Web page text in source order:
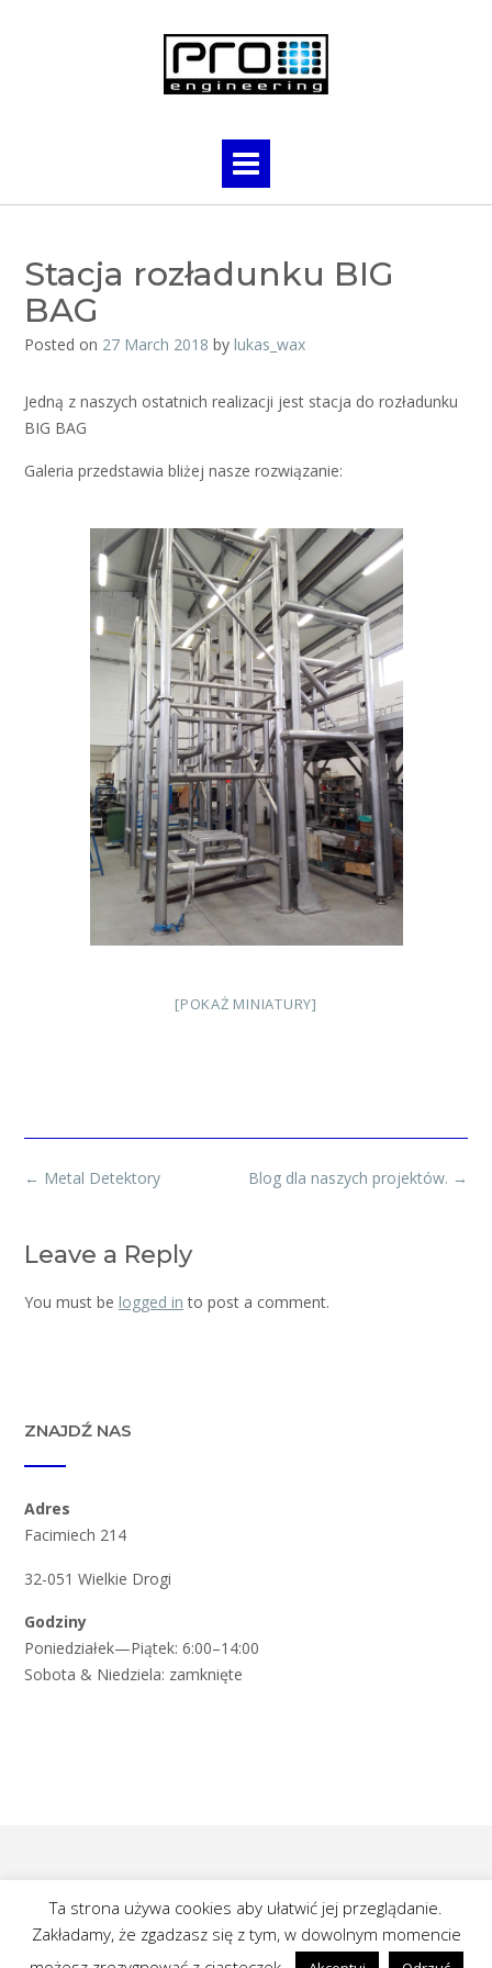
Stacja rozładunku BIG
BAG
Posted on 27 March 2018 by lukas_wax
Jedną z naszych ostatnich realizacji jest stacja do rozładunku
BIG BAG
Galeria przedstawia bliżej nasze rozwiązanie:
[POKAŻ MINIATURY]
Post
Blog dla naszych projektów. →
← Metal Detektory
Leave a Reply
You must be logged in to post a comment.
ZNAJDŹ NAS
Adres
Facimiech 214
32-051 Wielkie Drogi
Godziny
Poniedziałek—Piątek: 6:00–14:00
Sobota & Niedziela: zamknięte
Ta strona używa cookies aby ułatwić jej przeglądanie.
Zakładamy, że zgadzasz się z tym, w dowolnym momencie